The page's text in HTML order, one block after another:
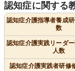
認知症に関する
認知症介護指導者養成
数
認知症介護実践リーダ
人数
認知症介護実践者研修